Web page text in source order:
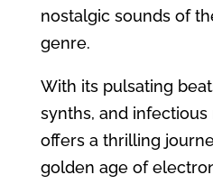
nostalgic sounds of
genre.
With its pulsating
synths, and
offers a thrilling
golden age of